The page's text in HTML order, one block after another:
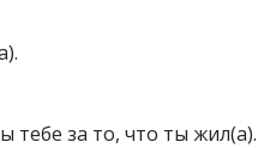
за то, что ты жил(а).